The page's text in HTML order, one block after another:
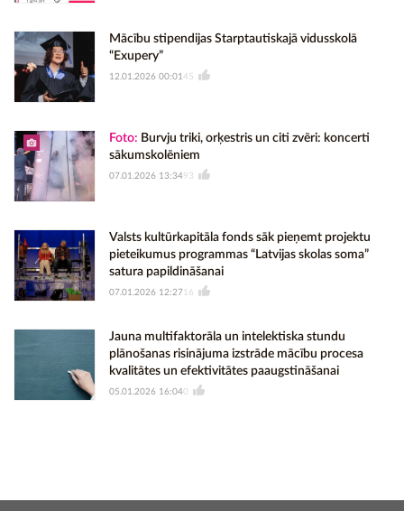
Mācību stipendijas Starptautiskajā vidusskolā
“Exupery”
12.01.2026 00:0145
Foto: Burvju triki, orķestris un citi zvēri: koncerti
sākumskolēniem
07.01.2026 13:3493
Valsts kultūrkapitāla fonds sāk pieņemt projektu
pieteikumus programmas “Latvijas skolas soma”
satura papildināšanai
07.01.2026 12:2716
Jauna multifaktorāla un intelektiska stundu
plānošanas risinājuma izstrāde mācību procesa
kvalitātes un efektivitātes paaugstināšanai
05.01.2026 16:040